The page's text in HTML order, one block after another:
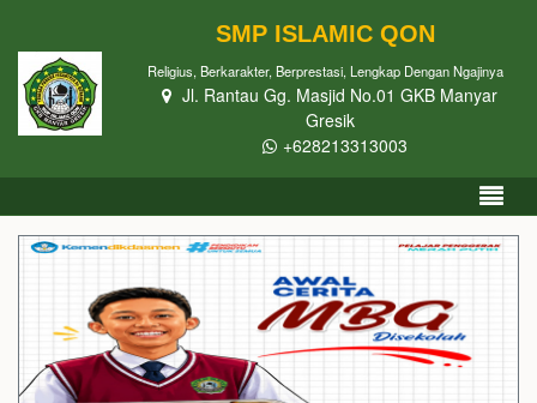
SMP ISLAMIC QON
Religius, Berkarakter, Berprestasi, Lengkap Dengan Ngajinya
Jl. Rantau Gg. Masjid No.01 GKB Manyar
Gresik
+628213313003